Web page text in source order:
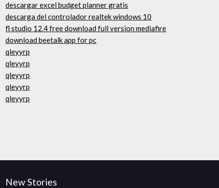
descargar excel budget planner gratis
descarga del controlador realtek windows 10
fl studio 12.4 free download full version mediafire
download beetalk app for pc
qleyyrp
qleyyrp
qleyyrp
qleyyrp
qleyyrp
New Stories